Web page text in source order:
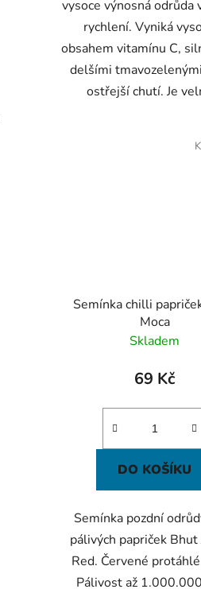
vysoce výnosná odrůda
rychlení. Vyniká
obsahem vitamínu C,
delšími
ostřejší chutí. Je
Semínka chilli
Moca
Skladem
69 Kč
DO KOŠÍKU
Semínka pozdní
pálivých papriček Bhut
Red. Červené
Pálivost až